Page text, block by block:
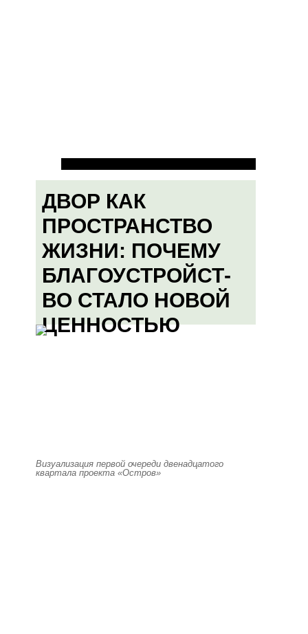
ДВОР КАК
ПРОСТРАНСТВО
ЖИЗНИ: ПОЧЕМУ
БЛАГОУСТРОЙСТ-
ВО СТАЛО НОВОЙ
ЦЕННОСТЬЮ
Визуализация первой очереди двенадцатого
квартала проекта «Остров»